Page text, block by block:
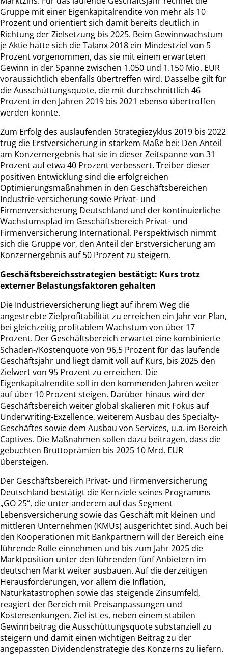
Gruppe mit einer Eigenkapitalrendite von mehr als 10
Prozent und orientiert sich damit bereits deutlich in
Richtung der Zielsetzung bis 2025. Beim Gewinnwachstum
je Aktie hatte sich die Talanx 2018 ein Mindestziel von 5
Prozent vorgenommen, das sie mit einem erwarteten
Gewinn in der Spanne zwischen 1.050 und 1.150 Mio. EUR
voraussichtlich ebenfalls übertreffen wird. Dasselbe gilt für
die Ausschüttungsquote, die mit durchschnittlich 46
Prozent in den Jahren 2019 bis 2021 ebenso übertroffen
werden konnte.
Zum Erfolg des auslaufenden Strategiezyklus 2019 bis 2022
trug die Erstversicherung in starkem Maße bei: Den Anteil
am Konzernergebnis hat sie in dieser Zeitspanne von 31
Prozent auf etwa 40 Prozent verbessert. Treiber dieser
positiven Entwicklung sind die erfolgreichen
Optimierungsmaßnahmen in den Geschäftsbereichen
Industrie-versicherung sowie Privat- und
Firmenversicherung Deutschland und der kontinuierliche
Wachstumspfad im Geschäftsbereich Privat- und
Firmenversicherung International. Perspektivisch nimmt
sich die Gruppe vor, den Anteil der Erstversicherung am
Konzernergebnis auf 50 Prozent zu steigern.
Geschäftsbereichsstrategien bestätigt: Kurs trotz
externer Belastungsfaktoren gehalten
Die Industrieversicherung liegt auf ihrem Weg die
angestrebte Zielprofitabilität zu erreichen ein Jahr vor Plan,
bei gleichzeitig profitablem Wachstum von über 17
Prozent. Der Geschäftsbereich erwartet eine kombinierte
Schaden-/Kostenquote von 96,5 Prozent für das laufende
Geschäftsjahr und liegt damit voll auf Kurs, bis 2025 den
Zielwert von 95 Prozent zu erreichen. Die
Eigenkapitalrendite soll in den kommenden Jahren weiter
auf über 10 Prozent steigen. Darüber hinaus wird der
Geschäftsbereich weiter global skalieren mit Fokus auf
Underwriting-Exzellence, weiterem Ausbau des Specialty-
Geschäftes sowie dem Ausbau von Services, u.a. im Bereich
Captives. Die Maßnahmen sollen dazu beitragen, dass die
gebuchten Bruttoprämien bis 2025 10 Mrd. EUR
übersteigen.
Der Geschäftsbereich Privat- und Firmenversicherung
Deutschland bestätigt die Kernziele seines Programms
„GO 25“, die unter anderem auf das Segment
Lebensversicherung sowie das Geschäft mit kleinen und
mittleren Unternehmen (KMUs) ausgerichtet sind. Auch bei
den Kooperationen mit Bankpartnern will der Bereich eine
führende Rolle einnehmen und bis zum Jahr 2025 die
Marktposition unter den führenden fünf Anbietern im
deutschen Markt weiter ausbauen. Auf die derzeitigen
Herausforderungen, vor allem die Inflation,
Naturkatastrophen sowie das steigende Zinsumfeld,
reagiert der Bereich mit Preisanpassungen und
Kostensenkungen. Ziel ist es, neben einem stabilen
Gewinnbeitrag die Ausschüttungsquote substanziell zu
steigern und damit einen wichtigen Beitrag zu der
angepassten Dividendenstrategie des Konzerns zu liefern.